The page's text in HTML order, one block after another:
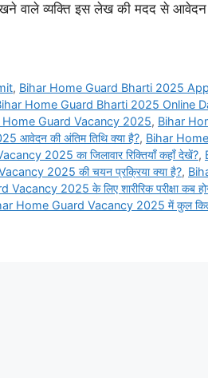
वाले व्यक्ति इस लेख की मदद से
, Bihar Home Guard Bharti 2025
Home Guard Bharti 2025 Online
Home Guard Vacancy 2025, Bihar
आवेदन की अंतिम तिथि क्या है?, Bihar
2025 का जिलावार रिक्तियाँ कहाँ देखें?,
2025 की चयन प्रक्रिया क्या है?,
2025 के लिए शारीरिक परीक्षा कब
Home Guard Vacancy 2025 में कुल